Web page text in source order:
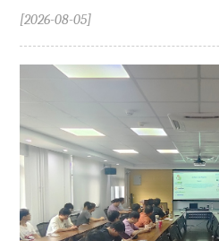
[2026-08-05]